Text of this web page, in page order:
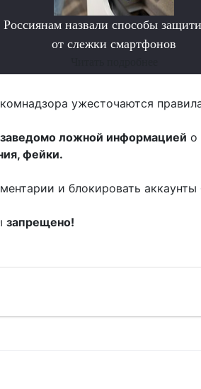
Россиянам назвали способы
от слежки смартфонов
ужесточаются
заведомо ложной информацией о
фейки.
и блокировать аккаунты
запрещено!